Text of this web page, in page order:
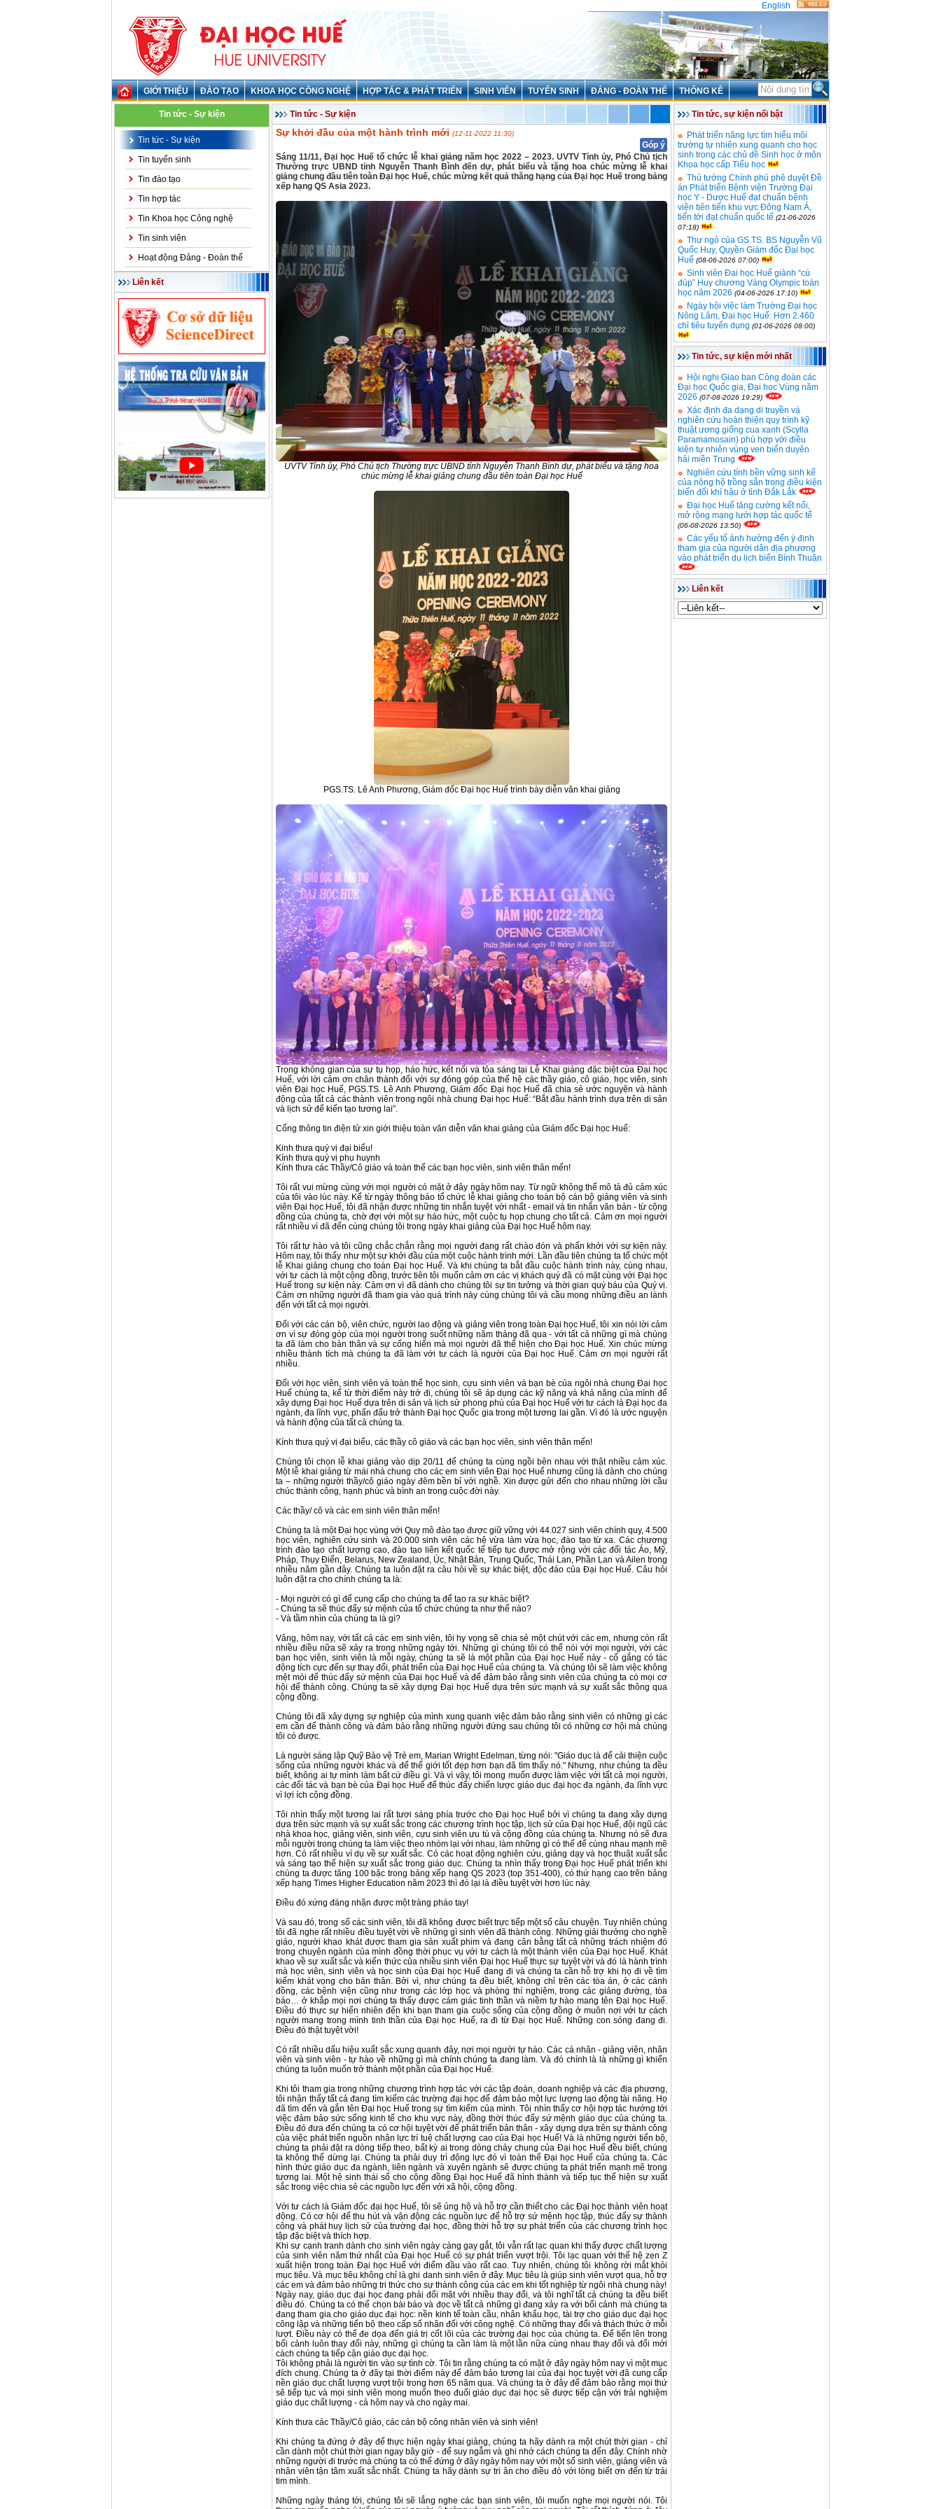
English
GIỚI THIỆU ĐÀO TẠO KHOA HỌC CÔNG NGHỆ HỢP TÁC & PHÁT TRIỂN SINH VIÊN TUYỂN SINH ĐẢNG - ĐOÀN THỂ THỐNG KÊ
Tin tức - Sự kiện
Tin tức - Sự kiện
Tin tuyển sinh
Tin đào tạo
Tin hợp tác
Tin Khoa học Công nghệ
Tin sinh viên
Hoạt động Đảng - Đoàn thể
Liên kết
Tin tức - Sự kiện
Sự khởi đầu của một hành trình mới (12-11-2022 11:30)
Góp ý
Sáng 11/11, Đại học Huế tổ chức lễ khai giảng năm học 2022 – 2023. UVTV Tỉnh ủy, Phó Chủ tịch
Thường trực UBND tỉnh Nguyễn Thanh Bình đến dự, phát biểu và tặng hoa chúc mừng lễ khai
giảng chung đầu tiên toàn Đại học Huế, chúc mừng kết quả thăng hạng của Đại học Huế trong bảng
xếp hạng QS Asia 2023.
UVTV Tỉnh ủy, Phó Chủ tịch Thường trực UBND tỉnh Nguyễn Thanh Bình dự, phát biểu và tặng hoa
chúc mừng lễ khai giảng chung đầu tiên toàn Đại học Huế
PGS.TS. Lê Anh Phương, Giám đốc Đại học Huế trình bày diễn văn khai giảng
Trong không gian của sự tụ họp, háo hức, kết nối và tỏa sáng tại Lễ Khai giảng đặc biệt của Đại học
Huế, với lời cảm ơn chân thành đối với sự đóng góp của thế hệ các thầy giáo, cô giáo, học viên, sinh
viên Đại học Huế, PGS.TS. Lê Anh Phương, Giám đốc Đại học Huế đã chia sẻ ước nguyện và hành
động của tất cả các thành viên trong ngôi nhà chung Đại học Huế: “Bắt đầu hành trình dựa trên di sản
và lịch sử để kiến tạo tương lai”.
Cổng thông tin điện tử xin giới thiệu toàn văn diễn văn khai giảng của Giám đốc Đại học Huế:
Kinh thưa quý vị đại biểu!
Kính thưa quý vị phụ huynh
Kính thưa các Thầy/Cô giáo và toàn thể các bạn học viên, sinh viên thân mến!
Tôi rất vui mừng cùng với mọi người có mặt ở đây ngày hôm nay. Từ ngữ không thể mô tả đủ cảm xúc
của tôi vào lúc này. Kể từ ngày thông báo tổ chức lễ khai giảng cho toàn bộ cán bộ giảng viên và sinh
viên Đại học Huế, tôi đã nhận được những tin nhắn tuyệt vời nhất - email và tin nhắn văn bản - từ cộng
đồng của chúng ta, chờ đợi với một sự háo hức, một cuộc tụ họp chung cho tất cả. Cảm ơn mọi người
rất nhiều vì đã đến cùng chúng tôi trong ngày khai giảng của Đại học Huế hôm nay.
Tôi rất tự hào và tôi cũng chắc chắn rằng mọi người đang rất chào đón và phấn khởi với sự kiện này.
Hôm nay, tôi thấy như một sự khởi đầu của một cuộc hành trình mới. Lần đầu tiên chúng ta tổ chức một
lễ Khai giảng chung cho toàn Đại học Huế. Và khi chúng ta bắt đầu cuộc hành trình này, cùng nhau,
với tư cách là một cộng đồng, trước tiên tôi muốn cảm ơn các vị khách quý đã có mặt cùng với Đại học
Huế trong sự kiện này. Cảm ơn vì đã dành cho chúng tôi sự tin tưởng và thời gian quý báu của Quý vị.
Cảm ơn những người đã tham gia vào quá trình này cùng chúng tôi và cầu mong những điều an lành
đến với tất cả mọi người.
Đối với các cán bộ, viên chức, người lao động và giảng viên trong toàn Đại học Huế, tôi xin nói lời cảm
ơn vì sự đóng góp của mọi người trong suốt những năm tháng đã qua - với tất cả những gì mà chúng
ta đã làm cho bản thân và sự cống hiến mà mọi người đã thể hiện cho Đại học Huế. Xin chúc mừng
nhiều thành tích mà chúng ta đã làm với tư cách là người của Đại học Huế. Cảm ơn mọi người rất
nhiều.
Đối với học viên, sinh viên và toàn thể học sinh, cựu sinh viên và bạn bè của ngôi nhà chung Đại học
Huế chúng ta, kể từ thời điểm này trở đi, chúng tôi sẽ áp dụng các kỹ năng và khả năng của mình để
xây dựng Đại học Huế dựa trên di sản và lịch sử phong phú của Đại học Huế với tư cách là Đại học đa
ngành, đa lĩnh vực, phấn đấu trở thành Đại học Quốc gia trong một tương lai gần. Vì đó là ước nguyện
và hành động của tất cả chúng ta.
Kính thưa quý vị đại biểu, các thầy cô giáo và các bạn học viên, sinh viên thân mến!
Chúng tôi chọn lễ khai giảng vào dịp 20/11 để chúng ta cùng ngồi bên nhau với thật nhiều cảm xúc.
Một lễ khai giảng từ mái nhà chung cho các em sinh viên Đại học Huế nhưng cũng là dành cho chúng
ta – những người thầy/cô giáo ngày đêm bền bỉ với nghề. Xin được gửi đến cho nhau những lời cầu
chúc thành công, hạnh phúc và bình an trong cuộc đời này.
Các thầy/ cô và các em sinh viên thân mến!
Chúng ta là một Đại học vùng với Quy mô đào tạo được giữ vững với 44.027 sinh viên chính quy, 4.500
học viên, nghiên cứu sinh và 20.000 sinh viên các hệ vừa làm vừa học, đào tạo từ xa. Các chương
trình đào tạo chất lượng cao, đào tạo liên kết quốc tế tiếp tục được mở rộng với các đối tác Áo, Mỹ,
Pháp, Thụy Điển, Belarus, New Zealand, Úc, Nhật Bản, Trung Quốc, Thái Lan, Phần Lan và Ailen trong
nhiều năm gần đây. Chúng ta luôn đặt ra câu hỏi về sự khác biệt, độc đáo của Đại học Huế. Câu hỏi
luôn đặt ra cho chính chúng ta là:
- Mọi người có gì để cung cấp cho chúng ta để tạo ra sự khác biệt?
- Chúng ta sẽ thúc đẩy sứ mệnh của tổ chức chúng ta như thế nào?
- Và tầm nhìn của chúng ta là gì?
Vâng, hôm nay, với tất cả các em sinh viên, tôi hy vọng sẽ chia sẻ một chút với các em, nhưng còn rất
nhiều điều nữa sẽ xảy ra trong những ngày tới. Những gì chúng tôi có thể nói với mọi người, với các
bạn học viên, sinh viên là mỗi ngày, chúng ta sẽ là một phần của Đại học Huế này - cố gắng có tác
động tích cực đến sự thay đổi, phát triển của Đại học Huế của chúng ta. Và chúng tôi sẽ làm việc không
mệt mỏi để thúc đẩy sứ mệnh của Đại học Huế và để đảm bảo rằng sinh viên của chúng ta có mọi cơ
hội để thành công. Chúng ta sẽ xây dựng Đại học Huế dựa trên sức mạnh và sự xuất sắc thông qua
cộng đồng.
Chúng tôi đã xây dựng sự nghiệp của mình xung quanh việc đảm bảo rằng sinh viên có những gì các
em cần để thành công và đảm bảo rằng những người đứng sau chúng tôi có những cơ hội mà chúng
tôi có được.
Là người sáng lập Quỹ Bảo vệ Trẻ em, Marian Wright Edelman, từng nói: "Giáo dục là để cải thiện cuộc
sống của những người khác và để thế giới tốt đẹp hơn bạn đã tìm thấy nó." Nhưng, như chúng ta đều
biết, không ai tự mình làm bất cứ điều gì. Và vì vậy, tôi mong muốn được làm việc với tất cả mọi người,
các đối tác và bạn bè của Đại học Huế để thúc đẩy chiến lược giáo dục đại học đa ngành, đa lĩnh vực
vì lợi ích cộng đồng.
Tôi nhìn thấy một tương lai rất tươi sáng phía trước cho Đại học Huế bởi vì chúng ta đang xây dựng
dựa trên sức mạnh và sự xuất sắc trong các chương trình học tập, lịch sử của Đại học Huế, đội ngũ các
nhà khoa học, giảng viên, sinh viên, cựu sinh viên ưu tú và cộng đồng của chúng ta. Nhưng nó sẽ đưa
mỗi người trong chúng ta làm việc theo nhóm lại với nhau, làm những gì có thể để cùng nhau mạnh mẽ
hơn. Có rất nhiều ví dụ về sự xuất sắc. Có các hoạt động nghiên cứu, giảng dạy và học thuật xuất sắc
và sáng tạo thể hiện sự xuất sắc trong giáo dục. Chúng ta nhìn thấy trong Đại học Huế phát triển khi
chúng ta được tăng 100 bậc trong bảng xếp hạng QS 2023 (top 351-400), có thứ hạng cao trên bảng
xếp hạng Times Higher Education năm 2023 thì đó lại là điều tuyệt vời hơn lúc này.
Điều đó xứng đáng nhận được một tràng pháo tay!
Và sau đó, trong số các sinh viên, tôi đã không được biết trực tiếp một số câu chuyện. Tuy nhiên chúng
tôi đã nghe rất nhiều điều tuyệt vời về những gì sinh viên đã thành công. Những giải thưởng cho nghề
giáo, người khao khát được tham gia sản xuất phim và đang cân bằng tất cả những trách nhiệm đó
trong chuyên ngành của mình đồng thời phục vụ với tư cách là một thành viên của Đại học Huế. Khát
khao về sự xuất sắc và kiến thức của nhiều sinh viên Đại học Huế thực sự tuyệt vời và đó là hành trình
mà học viên, sinh viên và học sinh của Đại học Huế đang đi và chúng ta cần hỗ trợ khi họ đi về tìm
kiếm khát vọng cho bản thân. Bởi vì, như chúng ta đều biết, không chỉ trên các tòa án, ở các cánh
đồng, các bệnh viện cũng như trong các lớp học và phòng thí nghiệm, trong các giảng đường, tòa
báo… ở khắp mọi nơi chúng ta thấy được cảm giác tinh thần và niềm tự hào mang tên Đại học Huế.
Điều đó thực sự hiển nhiên đến khi bạn tham gia cuộc sống của cộng đồng ở muôn nơi với tư cách
người mang trong mình tinh thần của Đại học Huế, ra đi từ Đại học Huế. Những con sóng đang đi.
Điều đó thật tuyệt vời!
Có rất nhiều dấu hiệu xuất sắc xung quanh đây, nơi mọi người tự hào. Các cá nhân - giảng viên, nhân
viên và sinh viên - tự hào về những gì mà chính chúng ta đang làm. Và đó chính là là những gì khiến
chúng ta luôn muốn trở thành một phần của Đại học Huế.
Khi tôi tham gia trong những chương trình hợp tác với các tập đoàn, doanh nghiệp và các địa phương,
tôi nhận thấy tất cả đang tìm kiếm các trường đại học để đảm bảo một lực lượng lao động tài năng. Họ
đã tìm đến và gắn tên Đại học Huế trong sự tìm kiếm của mình. Tôi nhìn thấy cơ hội hợp tác hướng tới
việc đảm bảo sức sống kinh tế cho khu vực này, đồng thời thúc đẩy sứ mệnh giáo dục của chúng ta.
Điều đó đưa đến chúng ta có cơ hội tuyệt vời để phát triển bản thân - xây dựng dựa trên sự thành công
của việc phát triển nguồn nhân lực trí tuệ chất lượng cao của Đại học Huế! Và là những người tiến bộ,
chúng ta phải đặt ra dòng tiếp theo, bất kỳ ai trong dòng chảy chung của Đại học Huế đều biết, chúng
ta không thể dừng lại. Chúng ta phải duy trì động lực đó vì toàn thể Đại học Huế của chúng ta. Các
hình thức giáo dục đa ngành, liên ngành và xuyên ngành sẽ được chúng ta phát triển mạnh mẽ trong
tương lai. Một hệ sinh thái số cho cộng đồng Đại học Huế đã hình thành và tiếp tục thể hiện sự xuất
sắc trong việc chia sẻ các nguồn lực đến với xã hội, cộng đồng.
Với tư cách là Giám đốc đại học Huế, tôi sẽ ủng hộ và hỗ trợ cần thiết cho các Đại học thành viên hoạt
động. Có cơ hội để thu hút và vận động các nguồn lực để hỗ trợ sứ mệnh học tập, thúc đẩy sự thành
công và phát huy lịch sử của trường đại học, đồng thời hỗ trợ sự phát triển của các chương trình học
tập đặc biệt và thích hợp.
Khi sự cạnh tranh dành cho sinh viên ngày càng gay gắt, tôi vẫn rất lạc quan khi thấy được chất lượng
của sinh viên năm thứ nhất của Đại học Huế có sự phát triển vượt trội. Tôi lạc quan với thế hệ zen Z
xuất hiện trong toàn Đại học Huế với điểm đầu vào rất cao. Tuy nhiên, chúng tôi không rời mắt khỏi
mục tiêu. Và mục tiêu không chỉ là ghi danh sinh viên ở đây. Mục tiêu là giúp sinh viên vượt qua, hỗ trợ
các em và đảm bảo những tri thức cho sự thành công của các em khi tốt nghiệp từ ngôi nhà chung này!
Ngày nay, giáo dục đại học đang phải đối mặt với nhiều thay đổi, và tôi nghĩ tất cả chúng ta đều biết
điều đó. Chúng ta có thể chọn bài báo và đọc về tất cả những gì đang xảy ra với bối cảnh mà chúng ta
đang tham gia cho giáo dục đại học: nền kinh tế toàn cầu, nhân khẩu học, tài trợ cho giáo dục đại học
công lập và những tiến bộ theo cấp số nhân đối với công nghệ. Có những thay đổi và thách thức ở mỗi
lượt. Điều này có thể đe dọa đến giá trị cốt lõi của các trường đại học của chúng ta. Để tiến lên trong
bối cảnh luôn thay đổi này, những gì chúng ta cần làm là một lần nữa cùng nhau thay đổi và đổi mới
cách chúng ta tiếp cận giáo dục đại học.
Tôi không phải là người tin vào sự tình cờ. Tôi tin rằng chúng ta có mặt ở đây ngày hôm nay vì một mục
đích chung. Chúng ta ở đây tại thời điểm này để đảm bảo tương lai của đại học tuyệt vời đã cung cấp
nền giáo dục chất lượng vượt trội trong hơn 65 năm qua. Và chúng ta ở đây để đảm bảo rằng mọi thứ
sẽ tiếp tục và mọi sinh viên mong muốn theo đuổi giáo dục đại học sẽ được tiếp cận với trải nghiệm
giáo dục chất lượng - cả hôm nay và cho ngày mai.
Kính thưa các Thầy/Cô giáo, các cán bộ công nhân viên và sinh viên!
Khi chúng ta đứng ở đây để thực hiện ngày khai giảng, chúng ta hãy dành ra một chút thời gian - chỉ
cần dành một chút thời gian ngay bây giờ - để suy ngẫm và ghi nhớ cách chúng ta đến đây. Chính nhờ
những người đi trước mà chúng ta có thể đứng ở đây ngày hôm nay với một số sinh viên, giảng viên và
nhân viên tận tâm xuất sắc nhất. Chúng ta hãy dành sự tri ân cho điều đó với lòng biết ơn đến từ trái
tim mình.
Những ngày tháng tới, chúng tôi sẽ lắng nghe các bạn sinh viên, tôi muốn nghe mọi người nói. Tôi
Tin tức, sự kiện nổi bật
Phát triển năng lực tìm hiểu môi
trường tự nhiên xung quanh cho học
sinh trong các chủ đề Sinh học ở môn
Khoa học cấp Tiểu học
Thủ tướng Chính phủ phê duyệt Đề
án Phát triển Bệnh viện Trường Đại
học Y - Dược Huế đạt chuẩn bệnh
viện tiên tiến khu vực Đông Nam Á,
tiến tới đạt chuẩn quốc tế (21-06-2026
07:18)
Thư ngỏ của GS.TS. BS Nguyễn Vũ
Quốc Huy, Quyền Giám đốc Đại học
Huế (08-06-2026 07:00)
Sinh viên Đại học Huế giành “cú
đúp” Huy chương Vàng Olympic toán
học năm 2026 (04-06-2026 17:10)
Ngày hội việc làm Trường Đại học
Nông Lâm, Đại học Huế: Hơn 2.460
chỉ tiêu tuyển dụng (01-06-2026 08:00)
Tin tức, sự kiện mới nhất
Hội nghị Giao ban Công đoàn các
Đại học Quốc gia, Đại học Vùng năm
2026 (07-08-2026 19:29)
Xác định đa dạng di truyền và
nghiên cứu hoàn thiện quy trình kỹ
thuật ương giống cua xanh (Scylla
Paramamosain) phù hợp với điều
kiện tự nhiên vùng ven biển duyên
hải miền Trung
Nghiên cứu tính bền vững sinh kế
của nông hộ trồng sắn trong điều kiện
biến đổi khí hậu ở tỉnh Đắk Lắk
Đại học Huế tăng cường kết nối,
mở rộng mạng lưới hợp tác quốc tế
(06-08-2026 13:50)
Các yếu tố ảnh hưởng đến ý định
tham gia của người dân địa phương
vào phát triển du lịch biển Bình Thuận
Liên kết